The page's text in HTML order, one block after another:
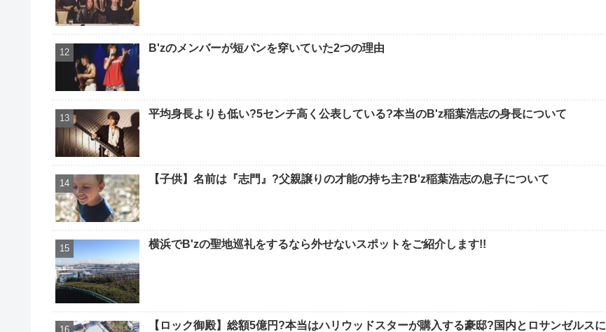
B'zのメンバーが短パンを穿いていた2つの理由
平均身長よりも低い?5センチ高く公表している?本当のB'z稲葉浩志の身長について
【子供】名前は『志門』?父親譲りの才能の持ち主?B'z稲葉浩志の息子について
横浜でB'zの聖地巡礼をするなら外せないスポットをご紹介します!!
【ロック御殿】総額5億円?本当はハリウッドスターが購入する豪邸?国内とロサンゼルスに